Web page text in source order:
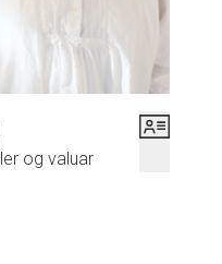
og er smagfuld
ejendomsmægleren.
og valuar